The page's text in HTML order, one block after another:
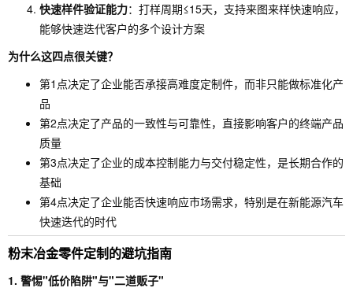
快速样件验证能力：打样周期≤15天，支持来图来样快速响应，
能够快速迭代客户的多个设计方案
为什么这四点很关键？
第1点决定了企业能否承接高难度定制件，而非只能做标准化产
品
第2点决定了产品的一致性与可靠性，直接影响客户的终端产品
质量
第3点决定了企业的成本控制能力与交付稳定性，是长期合作的
基础
第4点决定了企业能否快速响应市场需求，特别是在新能源汽车
快速迭代的时代
粉末冶金零件定制的避坑指南
1. 警惕"低价陷阱"与"二道贩子"